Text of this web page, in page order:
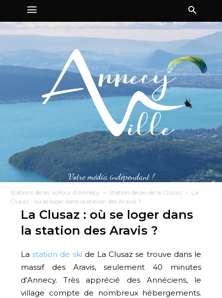
Votre média indépendant !
Stations de ski autour d’Annecy Station de ski de la Clusaz
La
Clusaz : où se loger dans la station des Aravis ?
La Clusaz : où se loger dans
la station des Aravis ?
Lastation de ski de La Clusaz se trouve dans le
massif des Aravis, seulement 40 minutes
d’Annecy. Très apprécié des Annéciens, le
village compte de nombreux hébergements.